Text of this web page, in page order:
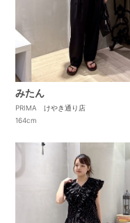
みたん
PRIMA けやき通り店
164cm